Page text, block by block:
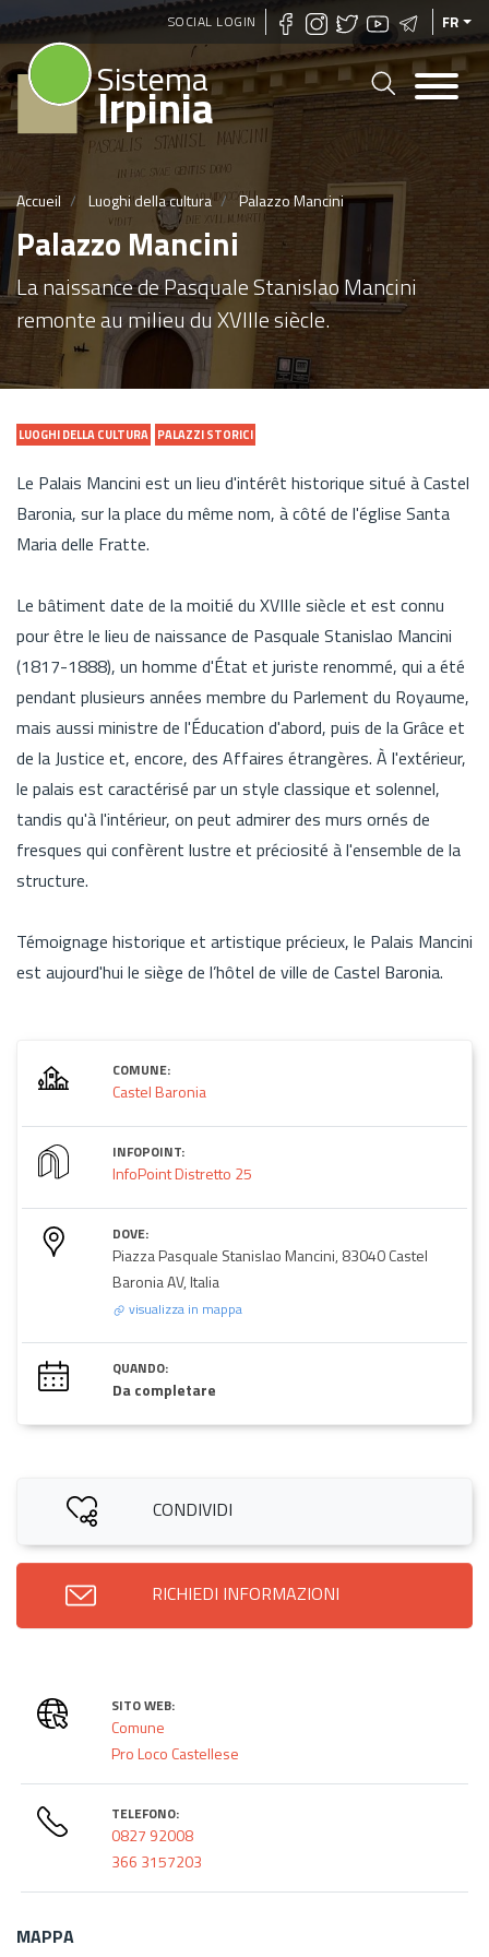
Aller
au
contenu
principal
SOCIAL LOGIN FR
Sistema
Irpinia
Accueil Luoghi della cultura Palazzo Mancini
Palazzo Mancini
La naissance de Pasquale Stanislao Mancini
remonte au milieu du XVIIIe siècle.
LUOGHI DELLA CULTURA PALAZZI STORICI
Le Palais Mancini est un lieu d'intérêt historique situé à Castel
Baronia, sur la place du même nom, à côté de l'église Santa
Maria delle Fratte.
Le bâtiment date de la moitié du XVIIIe siècle et est connu
pour être le lieu de naissance de Pasquale Stanislao Mancini
(1817-1888), un homme d'État et juriste renommé, qui a été
pendant plusieurs années membre du Parlement du Royaume,
mais aussi ministre de l'Éducation d'abord, puis de la Grâce et
de la Justice et, encore, des Affaires étrangères. À l'extérieur,
le palais est caractérisé par un style classique et solennel,
tandis qu'à l'intérieur, on peut admirer des murs ornés de
fresques qui confèrent lustre et préciosité à l'ensemble de la
structure.
Témoignage historique et artistique précieux, le Palais Mancini
est aujourd'hui le siège de l’hôtel de ville de Castel Baronia.
COMUNE:
Castel Baronia
INFOPOINT:
InfoPoint Distretto 25
DOVE:
Piazza Pasquale Stanislao Mancini, 83040 Castel
Baronia AV, Italia
visualizza in mappa
QUANDO:
Da completare
CONDIVIDI
RICHIEDI INFORMAZIONI
SITO WEB:
Comune
Pro Loco Castellese
TELEFONO:
0827 92008
366 3157203
MAPPA